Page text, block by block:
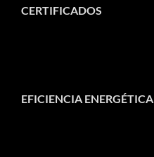
CERTIFICADOS
EFICIENCIA ENERGÉTICA